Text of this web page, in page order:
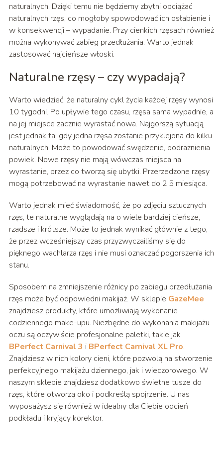
naturalnych. Dzięki temu nie będziemy zbytni obciążać
naturalnych rzęs, co mogłoby spowodować ich osłabienie i
w konsekwencji – wypadanie. Przy cienkich rzęsach również
można wykonywać zabieg przedłużania. Warto jednak
zastosować najcieńsze włoski.
Naturalne rzęsy – czy wypadają?
Warto wiedzieć, że naturalny cykl życia każdej rzęsy wynosi
10 tygodni. Po upływie tego czasu, rzęsa sama wypadnie, a
na jej miejsce zacznie wyrastać nowa. Najgorszą sytuacją
jest jednak ta, gdy jedna rzęsa zostanie przyklejona do kilku
naturalnych. Może to powodować swędzenie, podrażnienia
powiek. Nowe rzęsy nie mają wówczas miejsca na
wyrastanie, przez co tworzą się ubytki. Przerzedzone rzęsy
mogą potrzebować na wyrastanie nawet do 2,5 miesiąca.
Warto jednak mieć świadomość, że po zdjęciu sztucznych
rzęs, te naturalne wyglądają na o wiele bardziej cieńsze,
rzadsze i krótsze. Może to jednak wynikać głównie z tego,
że przez wcześniejszy czas przyzwyczailiśmy się do
pięknego wachlarza rzęs i nie musi oznaczać pogorszenia ich
stanu.
Sposobem na zmniejszenie różnicy po zabiegu przedłużania
rzęs może być odpowiedni makijaż. W sklepie GazeMee
znajdziesz produkty, które umożliwiają wykonanie
codziennego make-upu. Niezbędne do wykonania makijażu
oczu są oczywiście profesjonalne paletki, takie jak
BPerfect Carnival 3 i BPerfect Carnival XL Pro.
Znajdziesz w nich kolory cieni, które pozwolą na stworzenie
perfekcyjnego makijażu dziennego, jak i wieczorowego. W
naszym sklepie znajdziesz dodatkowo świetne tusze do
rzęs, które otworzą oko i podkreślą spojrzenie. U nas
wyposażysz się również w idealny dla Ciebie odcień
podkładu i kryjący korektor.